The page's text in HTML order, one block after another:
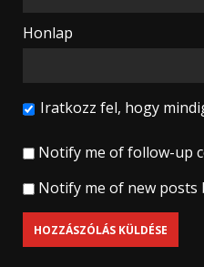
Honlap
Iratkozz fel, hogy
Notify me of follow-up
Notify me of new posts